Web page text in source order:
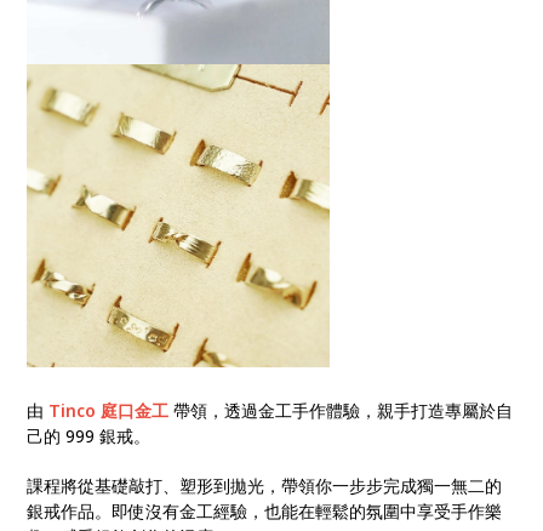
由 Tinco 庭口金工 帶領，透過金工手作體驗，親手打造專屬於自
己的 999 銀戒。
課程將從基礎敲打、塑形到拋光，帶領你一步步完成獨一無二的
銀戒作品。即使沒有金工經驗，也能在輕鬆的氛圍中享受手作樂